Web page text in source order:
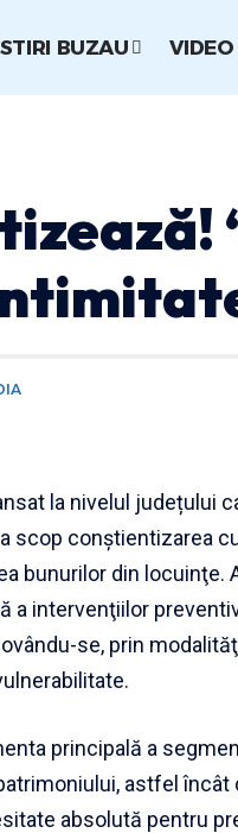
STIRI BUZAU VIDEO
la nivelul județului
scop conştientizarea
bunurilor din locuinţe.
a intervenţiilor
se, prin
principală a
astfel
absolută pentru